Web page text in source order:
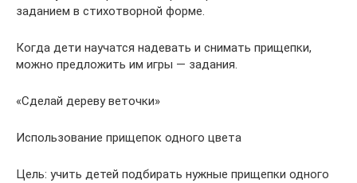
заданием в стихотворной форме.
Когда дети научатся надевать и снимать прищепки,
можно предложить им игры — задания.
«Сделай дереву веточки»
Использование прищепок одного цвета
Цель: учить детей подбирать нужные прищепки одного